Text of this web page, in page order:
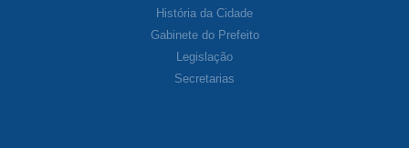
História da Cidade
Gabinete do Prefeito
Legislação
Secretarias